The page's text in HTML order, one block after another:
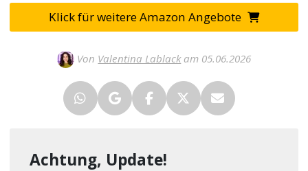
Klick für weitere Amazon Angebote
Von Valentina Lablack am 05.06.2026
Achtung, Update!